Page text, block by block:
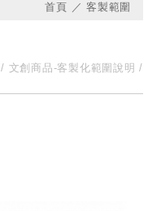
首頁 客製範圍
文創商品-客製化範圍說明